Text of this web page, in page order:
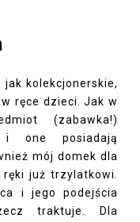
kolekcjonerskie,
ręce dzieci. Jak w
(zabawka!)
i one posiadają
mój domek dla
ręki już trzylatkowi.
i jego podejścia
traktuje. Dla